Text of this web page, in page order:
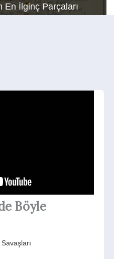
En İlginç Parçaları
Böyle